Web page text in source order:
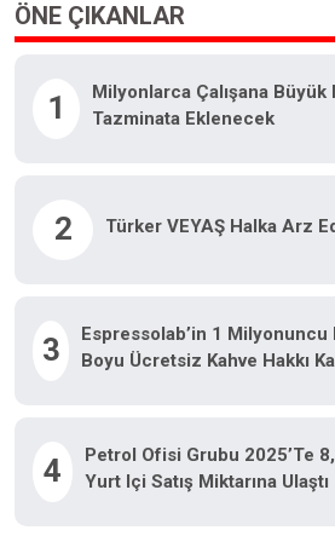
ÖNE ÇIKANLAR
1
Milyonlarca Çalışana Büyük
Tazminata Eklenecek
2 Türker VEYAŞ Halka Arz
3
Espressolab’in 1 Milyonuncu
Boyu Ücretsiz Kahve Hakkı
4
Petrol Ofisi Grubu 2025’te
Yurt Içi Satış Miktarına Ulaştı